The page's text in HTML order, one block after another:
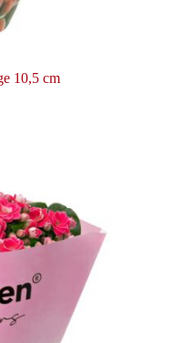
10,5 cm